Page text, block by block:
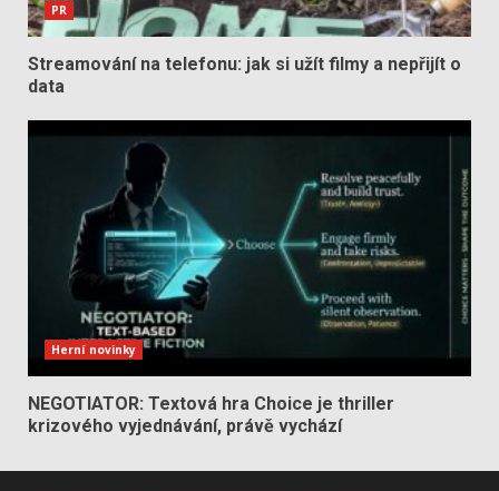
PR
Streamování na telefonu: jak si užít filmy a nepřijít o
data
Herní novinky
NEGOTIATOR: Textová hra Choice je thriller
krizového vyjednávání, právě vychází